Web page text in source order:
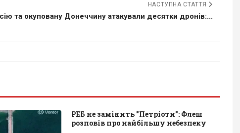
НАСТУПНА СТАТТЯ
та окуповану Донеччину атакували десятки дронів:...
РЕБ не замінить "Петріоти": Флеш
розповів про найбільшу небезпеку